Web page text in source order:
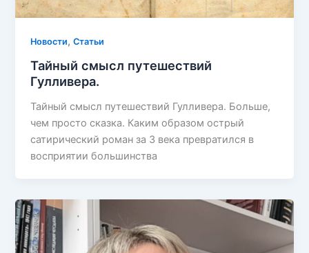
Новости,Статьи
Тайный смысл путешествий
Гулливера.
Тайный смысл путешествий Гулливера. Больше,
чем просто сказка. Каким образом острый
сатирический роман за 3 века превратился в
восприятии большинства